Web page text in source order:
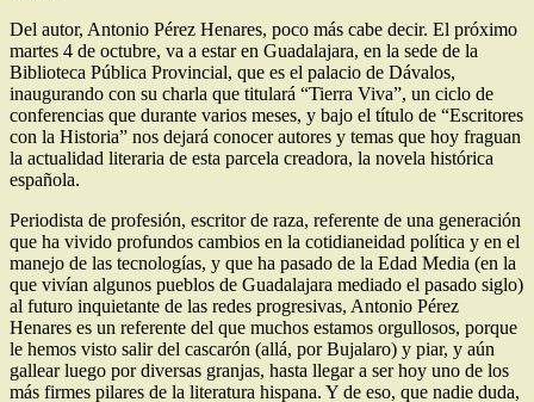
Del autor, Antonio Pérez Henares, poco más cabe decir. El próximo
martes 4 de octubre, va a estar en Guadalajara, en la sede de la
Biblioteca Pública Provincial, que es el palacio de Dávalos,
inaugurando con su charla que titulará “Tierra Viva”, un ciclo de
conferencias que durante varios meses, y bajo el título de “Escritores
con la Historia” nos dejará conocer autores y temas que hoy fraguan
la actualidad literaria de esta parcela creadora, la novela histórica
española.
Periodista de profesión, escritor de raza, referente de una generación
que ha vivido profundos cambios en la cotidianeidad política y en el
manejo de las tecnologías, y que ha pasado de la Edad Media (en la
que vivían algunos pueblos de Guadalajara mediado el pasado siglo)
al futuro inquietante de las redes progresivas, Antonio Pérez
Henares es un referente del que muchos estamos orgullosos, porque
le hemos visto salir del cascarón (allá, por Bujalaro) y piar, y aún
gallear luego por diversas granjas, hasta llegar a ser hoy uno de los
más firmes pilares de la literatura hispana. Y de eso, que nadie duda,